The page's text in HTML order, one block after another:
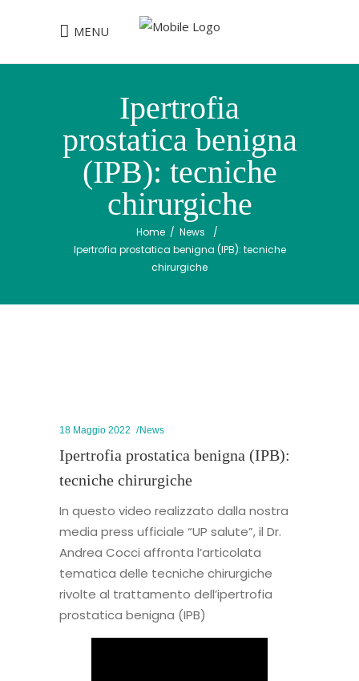
MENU
Ipertrofia
prostatica benigna
(IPB): tecniche
chirurgiche
Home / News
/
Ipertrofia prostatica benigna (IPB): tecniche
chirurgiche
18 Maggio 2022 News
Ipertrofia prostatica benigna (IPB):
tecniche chirurgiche
In questo video realizzato dalla nostra
media press ufficiale “UP salute”, il Dr.
Andrea Cocci affronta l’articolata
tematica delle tecniche chirurgiche
rivolte al trattamento dell’ipertrofia
prostatica benigna (IPB)